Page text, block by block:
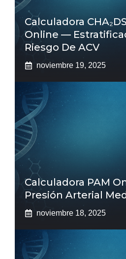
Calculadora
Online —
Riesgo De ACV
noviembre 19, 2025
Calculadora PAM
Presión Arterial
noviembre 18, 2025